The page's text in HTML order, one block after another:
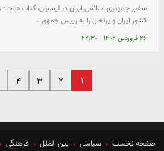
سفیر جمهوری اسلامی ایران در لیسبون، کتاب «اتحاد
کشور ایران و پرتغال را به رییس جمهور…
۲۶ فروردین ۱۴۰۲ | ۲۲:۳۰
۱ ۲ ۳ ۴
صفحه نخست سیاسی بین الملل فرهنگی